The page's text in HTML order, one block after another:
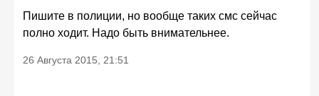
Пишите в полиции, но вообще таких смс сейчас
полно ходит. Надо быть внимательнее.
26 Августа 2015, 21:51